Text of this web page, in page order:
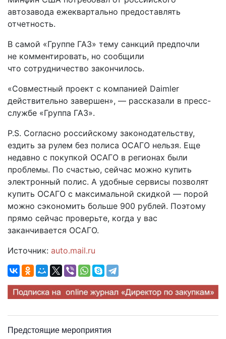
автозавода ежеквартально предоставлять
отчетность.
В самой «Группе ГАЗ» тему санкций предпочли
не комментировать, но сообщили
что сотрудничество закончилось.
«Совместный проект с компанией Daimler
действительно завершен», — рассказали в пресс-
службе «Группа ГАЗ».
P.S. Согласно российскому законодательству,
ездить за рулем без полиса ОСАГО нельзя. Еще
недавно с покупкой ОСАГО в регионах были
проблемы. По счастью, сейчас можно купить
электронный полис. А удобные сервисы позволят
купить ОСАГО с максимальной скидкой — порой
можно сэкономить больше 900 рублей. Поэтому
прямо сейчас проверьте, когда у вас
заканчивается ОСАГО.
Источник: auto.mail.ru
Предстоящие мероприятия